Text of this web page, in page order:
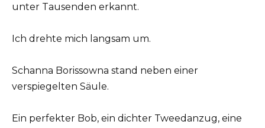
unter Tausenden erkannt.
Ich drehte mich langsam um.
Schanna Borissowna stand neben einer
verspiegelten Säule.
Ein perfekter Bob, ein dichter Tweedanzug, eine